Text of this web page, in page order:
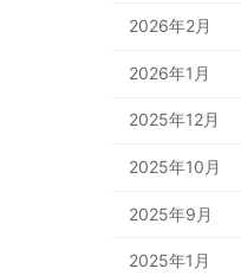
2026年2月
2026年1月
2025年12月
2025年10月
2025年9月
2025年1月